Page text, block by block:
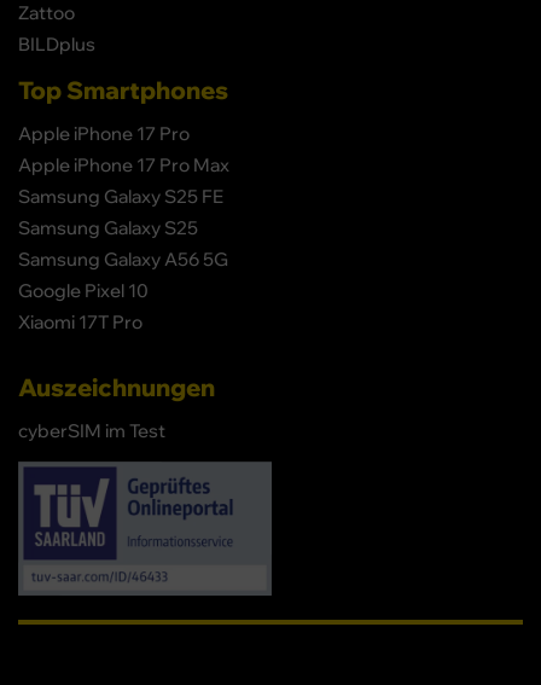
Zattoo
BILDplus
Top Smartphones
Apple iPhone 17 Pro
Apple iPhone 17 Pro Max
Samsung Galaxy S25 FE
Samsung Galaxy S25
Samsung Galaxy A56 5G
Google Pixel 10
Xiaomi 17T Pro
Auszeichnungen
cyberSIM im Test